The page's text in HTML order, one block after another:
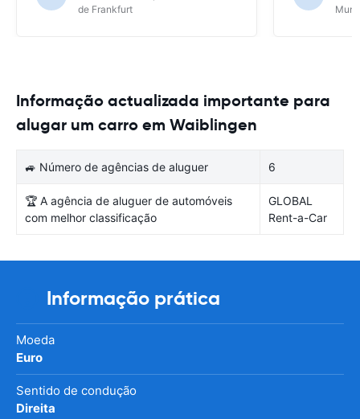
de Frankfurt
Informação actualizada importante para
alugar um carro em Waiblingen
🚙 Número de agências de aluguer 6
🏆 A agência de aluguer de automóveis
com melhor classificação
GLOBAL
Rent-a-Car
Informação prática
Moeda
Euro
Sentido de condução
Direita